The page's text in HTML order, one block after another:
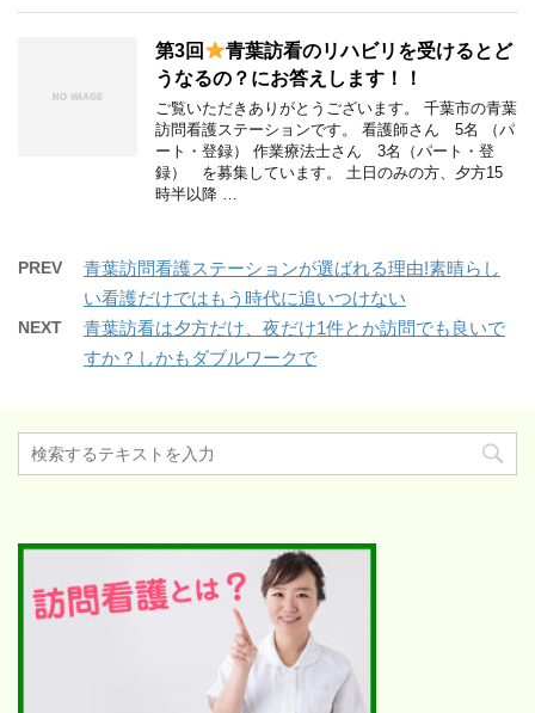
第3回
青葉訪看のリハビリを受けるとど
うなるの？にお答えします！！
ご覧いただきありがとうございます。 千葉市の青葉
訪問看護ステーションです。 看護師さん 5名 （パ
ート・登録） 作業療法士さん 3名（パート・登
録） を募集しています。 土日のみの方、夕方15
時半以降 …
PREV
青葉訪問看護ステーションが選ばれる理由!素晴らし
い看護だけではもう時代に追いつけない
NEXT
青葉訪看は夕方だけ、夜だけ1件とか訪問でも良いで
すか？しかもダブルワークで